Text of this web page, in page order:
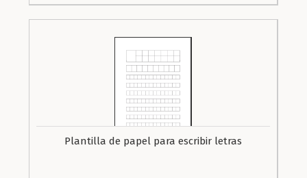
Plantilla de papel para escribir letras